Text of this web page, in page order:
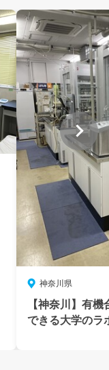
神奈川県
【神奈川】有
できる大学のラ